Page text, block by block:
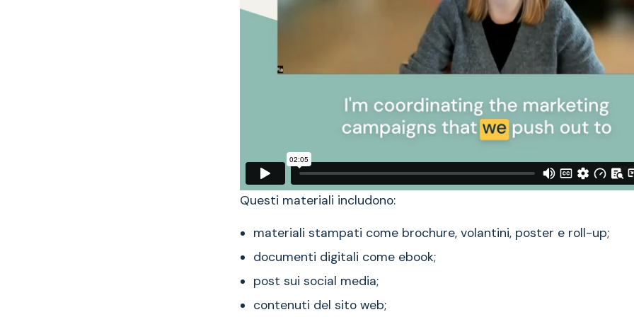
Questi materiali includono:
materiali stampati come brochure, volantini, poster e roll-up;
documenti digitali come ebook;
post sui social media;
contenuti del sito web;